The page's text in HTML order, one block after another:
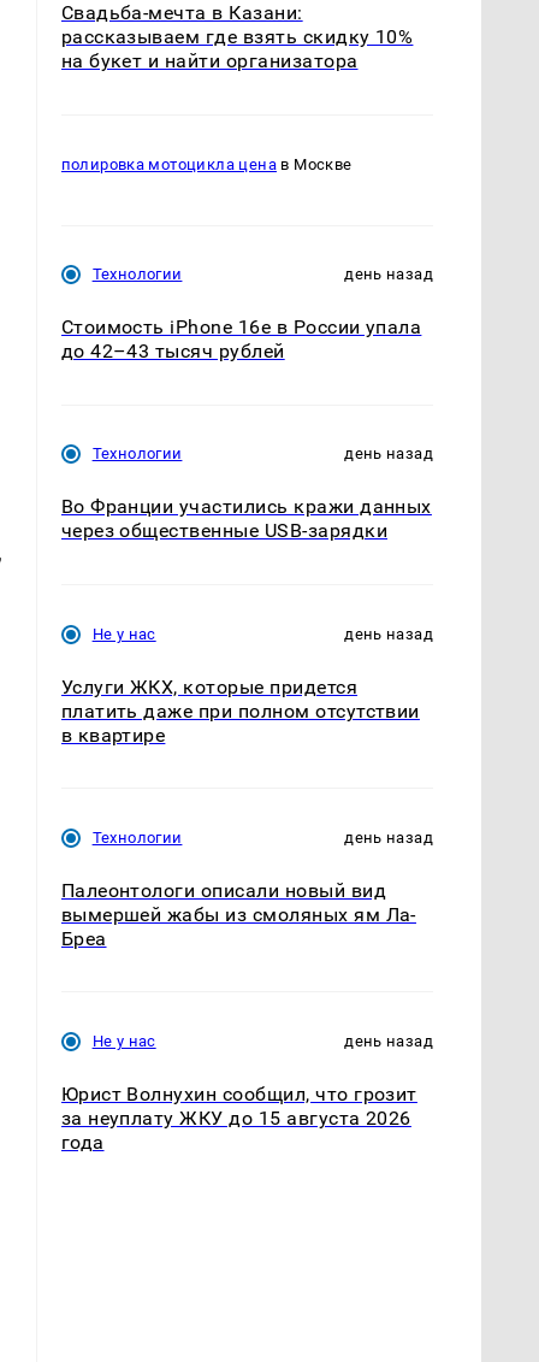
Свадьба-мечта в Казани:
рассказываем где взять скидку 10%
на букет и найти организатора
полировка мотоцикла ценав Москве
Технологии день назад
Стоимость iPhone 16e в России упала
до 42–43 тысяч рублей
Технологии день назад
Во Франции участились кражи данных
через общественные USB-зарядки
Не у нас день назад
Услуги ЖКХ, которые придется
платить даже при полном отсутствии
в квартире
Технологии день назад
Палеонтологи описали новый вид
вымершей жабы из смоляных ям Ла-
Бреа
Не у нас день назад
Юрист Волнухин сообщил, что грозит
за неуплату ЖКУ до 15 августа 2026
года